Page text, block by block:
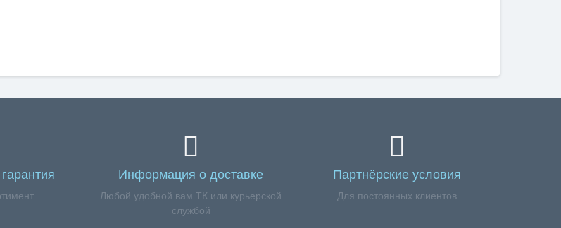
Информация о доставке
Любой удобной вам ТК или курьерской
службой
Партнёрские условия
Для постоянных клиентов